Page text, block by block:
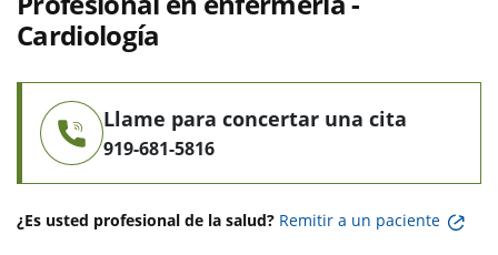
Cardiología
Llame para concertar una cita
919-681-5816
¿Es usted profesional de la salud? Remitir a un paciente